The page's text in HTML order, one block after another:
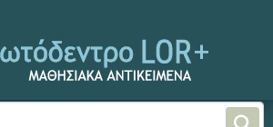
Φυσικές Επιστήμες -